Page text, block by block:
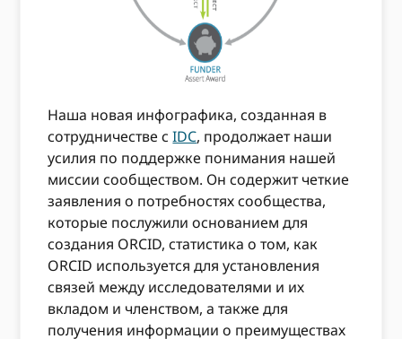
Наша новая инфографика, созданная в
сотрудничестве сIDC, продолжает наши
усилия по поддержке понимания нашей
миссии сообществом. Он содержит четкие
заявления о потребностях сообщества,
которые послужили основанием для
создания ORCID, статистика о том, как
ORCID используется для установления
связей между исследователями и их
вкладом и членством, а также для
получения информации о преимуществах